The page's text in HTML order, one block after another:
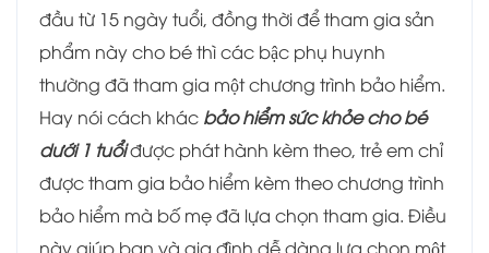
đầu từ 15 ngày tuổi, đồng thời để tham gia sản
phẩm này cho bé thì các bậc phụ huynh
thường đã tham gia một chương trình bảo hiểm.
Hay nói cách khác bảo hiểm sức khỏe cho bé
dưới 1 tuổiđược phát hành kèm theo, trẻ em chỉ
được tham gia bảo hiểm kèm theo chương trình
bảo hiểm mà bố mẹ đã lựa chọn tham gia. Điều
này giúp bạn và gia đình dễ dàng lựa chọn một